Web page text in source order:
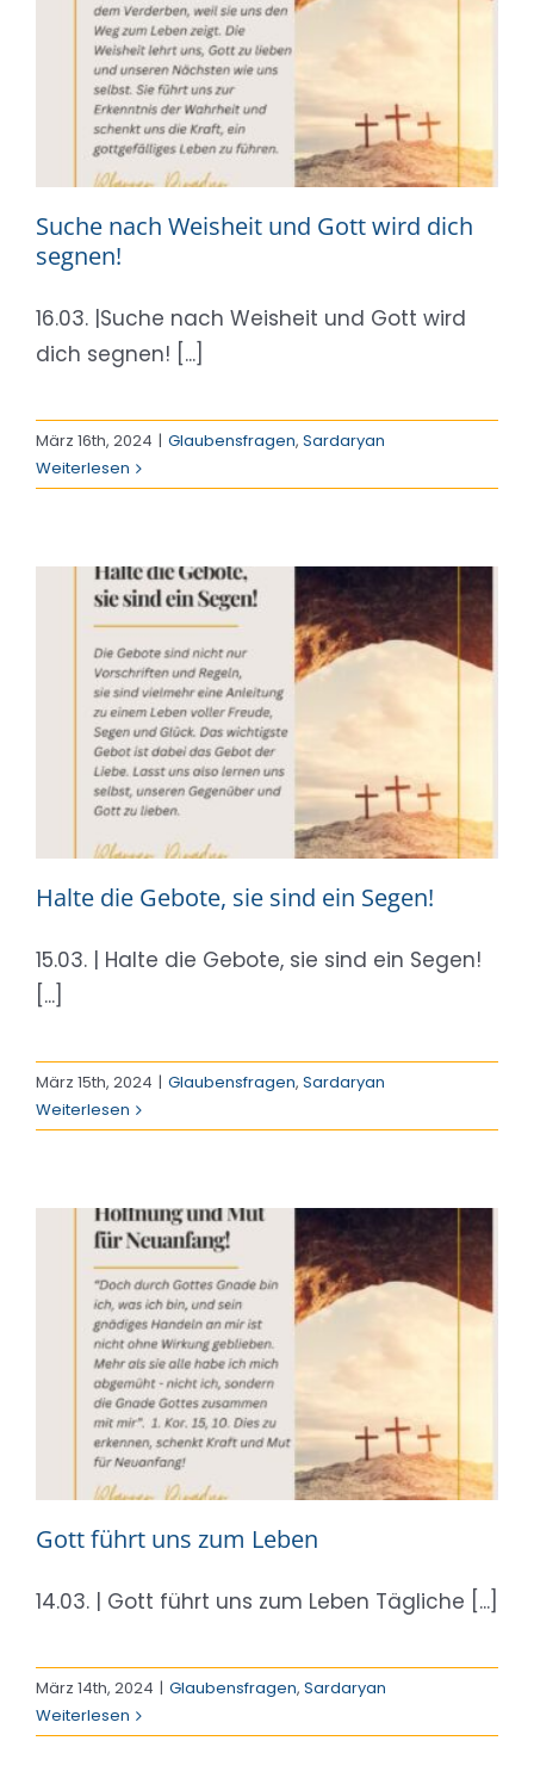
Suche nach Weisheit und Gott wird dich
segnen!
16.03. |Suche nach Weisheit und Gott wird
dich segnen! [...]
März 16th, 2024 | Glaubensfragen, Sardaryan
Weiterlesen
Halte die Gebote, sie sind ein Segen!
15.03. | Halte die Gebote, sie sind ein Segen!
[...]
März 15th, 2024 | Glaubensfragen, Sardaryan
Weiterlesen
Gott führt uns zum Leben
14.03. | Gott führt uns zum Leben Tägliche [...]
März 14th, 2024 | Glaubensfragen, Sardaryan
Weiterlesen